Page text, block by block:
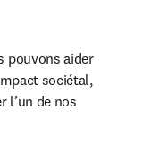
pouvons aider
sociétal,
l’un de nos